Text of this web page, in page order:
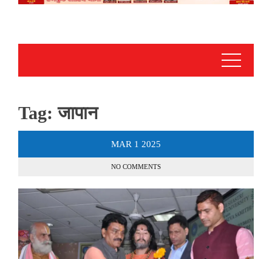
Tag:जापान
MAR 1 2025
NO COMMENTS